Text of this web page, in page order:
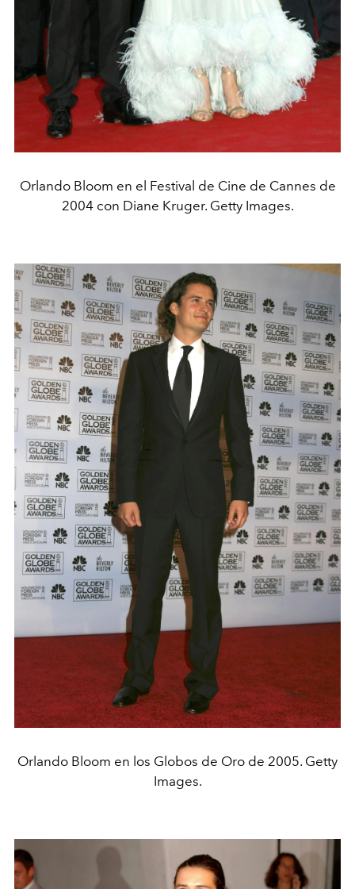
Orlando Bloom en el Festival de Cine de Cannes de
2004 con Diane Kruger. Getty Images.
Orlando Bloom en los Globos de Oro de 2005. Getty
Images.